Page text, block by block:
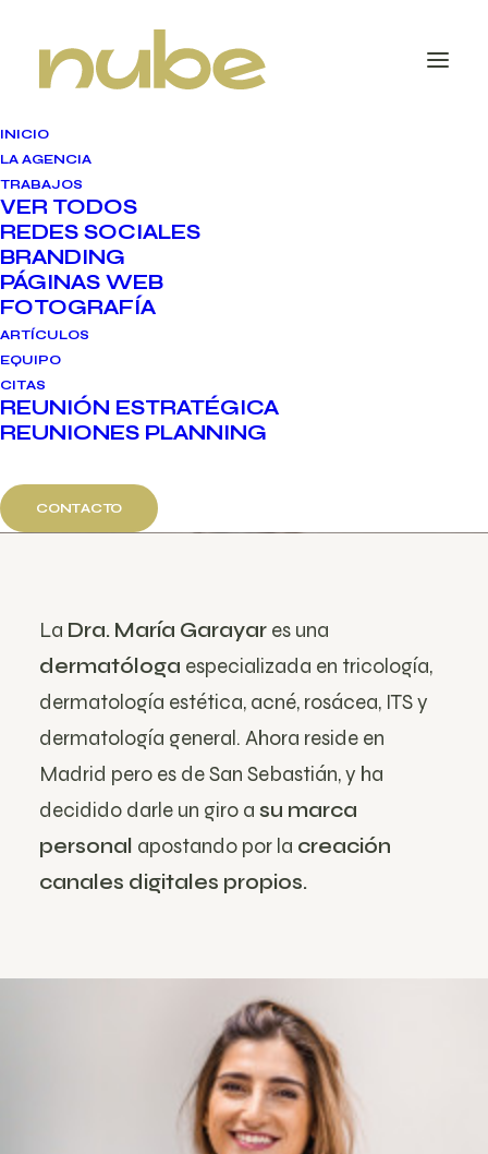
INICIO
LA AGENCIA
TRABAJOS
VER TODOS
REDES SOCIALES
BRANDING
PÁGINAS WEB
FOTOGRAFÍA
ARTÍCULOS
EQUIPO
CITAS
REUNIÓN ESTRATÉGICA
REUNIONES PLANNING
CONTACTO
Dra. María Garayar -
La Dra. María Garayar es una
dermatóloga especializada en tricología,
dermatología estética, acné, rosácea, ITS y
dermatología general. Ahora reside en
Madrid pero es de San Sebastián, y ha
decidido darle un giro a su marca
personal apostando por la creación
canales digitales propios.